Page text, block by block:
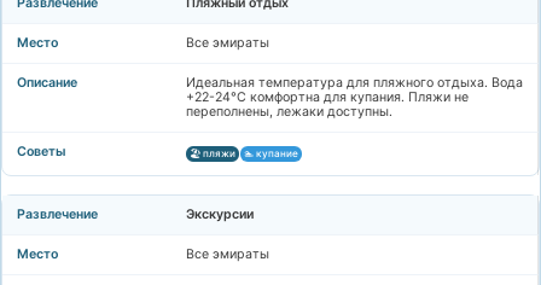
Пляжный отдых
Все эмираты
Идеальная температура для пляжного отдыха. Вода
+22-24°C комфортна для купания. Пляжи не
переполнены, лежаки доступны.
🏖️ пляжи 🏊 купание
Экскурсии
Все эмираты